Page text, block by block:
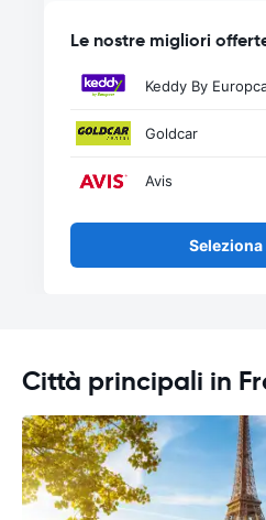
Le nostre migliori
Keddy By
Goldcar
Avis
Seleziona
Città principali in